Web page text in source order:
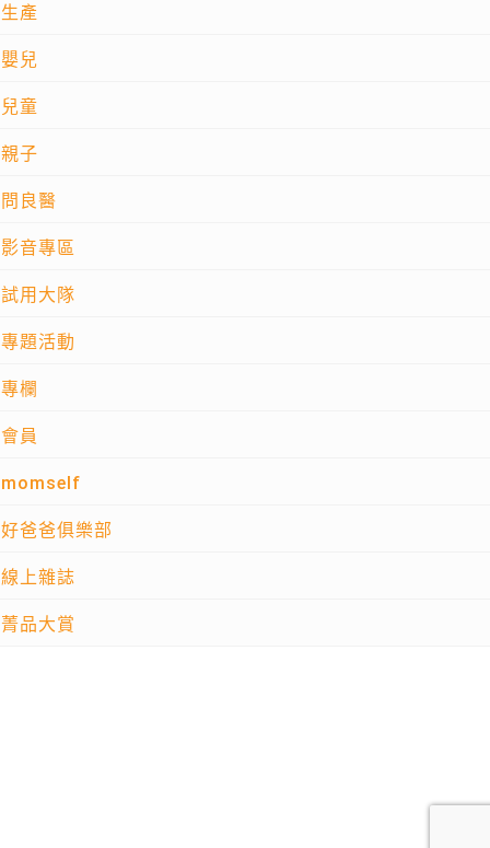
生產
嬰兒
兒童
親子
問良醫
影音專區
試用大隊
專題活動
專欄
會員
momself
好爸爸俱樂部
線上雜誌
菁品大賞